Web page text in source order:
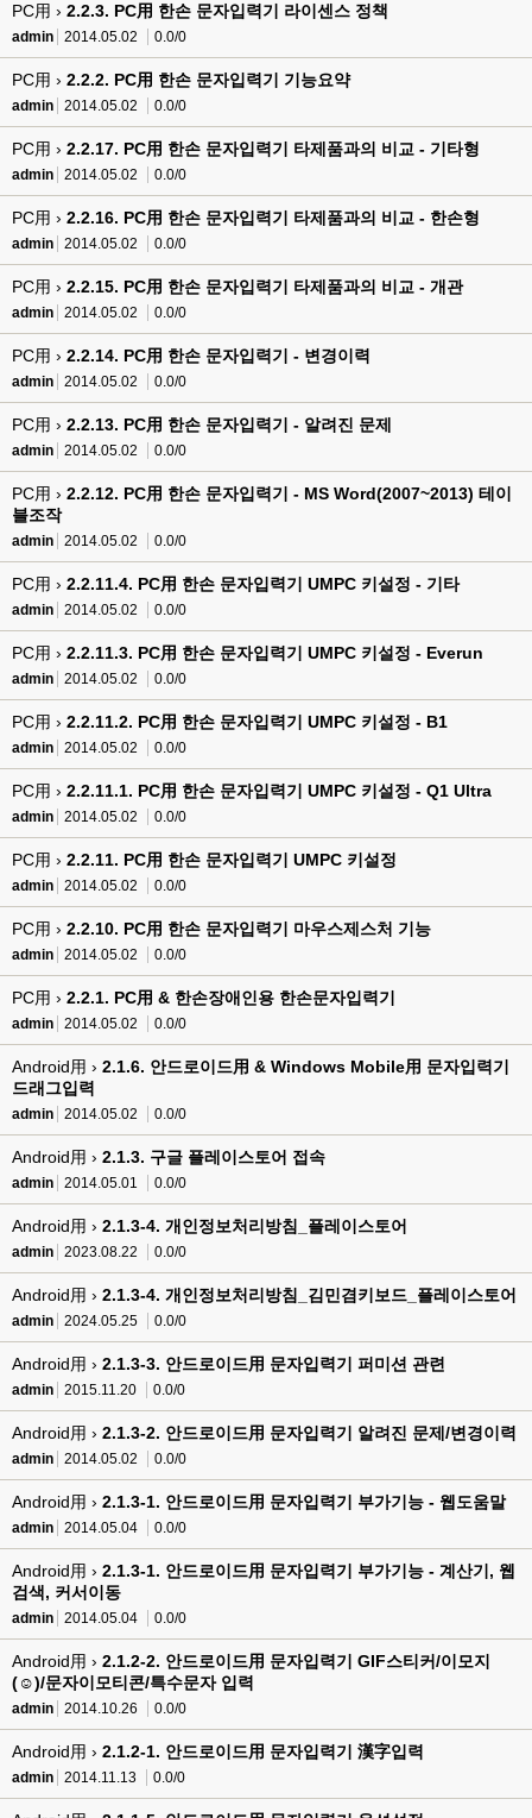
PC用 › 2.2.3. PC用 한손 문자입력기 라이센스 정책
admin 2014.05.02 0.0/0
PC用 › 2.2.2. PC用 한손 문자입력기 기능요약
admin 2014.05.02 0.0/0
PC用 › 2.2.17. PC用 한손 문자입력기 타제품과의 비교 - 기타형
admin 2014.05.02 0.0/0
PC用 › 2.2.16. PC用 한손 문자입력기 타제품과의 비교 - 한손형
admin 2014.05.02 0.0/0
PC用 › 2.2.15. PC用 한손 문자입력기 타제품과의 비교 - 개관
admin 2014.05.02 0.0/0
PC用 › 2.2.14. PC用 한손 문자입력기 - 변경이력
admin 2014.05.02 0.0/0
PC用 › 2.2.13. PC用 한손 문자입력기 - 알려진 문제
admin 2014.05.02 0.0/0
PC用 › 2.2.12. PC用 한손 문자입력기 - MS Word(2007~2013) 테이
블조작
admin 2014.05.02 0.0/0
PC用 › 2.2.11.4. PC用 한손 문자입력기 UMPC 키설정 - 기타
admin 2014.05.02 0.0/0
PC用 › 2.2.11.3. PC用 한손 문자입력기 UMPC 키설정 - Everun
admin 2014.05.02 0.0/0
PC用 › 2.2.11.2. PC用 한손 문자입력기 UMPC 키설정 - B1
admin 2014.05.02 0.0/0
PC用 › 2.2.11.1. PC用 한손 문자입력기 UMPC 키설정 - Q1 Ultra
admin 2014.05.02 0.0/0
PC用 › 2.2.11. PC用 한손 문자입력기 UMPC 키설정
admin 2014.05.02 0.0/0
PC用 › 2.2.10. PC用 한손 문자입력기 마우스제스처 기능
admin 2014.05.02 0.0/0
PC用 › 2.2.1. PC用 & 한손장애인용 한손문자입력기
admin 2014.05.02 0.0/0
Android用 › 2.1.6. 안드로이드用 & Windows Mobile用 문자입력기
드래그입력
admin 2014.05.02 0.0/0
Android用 › 2.1.3. 구글 플레이스토어 접속
admin 2014.05.01 0.0/0
Android用 › 2.1.3-4. 개인정보처리방침_플레이스토어
admin 2023.08.22 0.0/0
Android用 › 2.1.3-4. 개인정보처리방침_김민겸키보드_플레이스토어
admin 2024.05.25 0.0/0
Android用 › 2.1.3-3. 안드로이드用 문자입력기 퍼미션 관련
admin 2015.11.20 0.0/0
Android用 › 2.1.3-2. 안드로이드用 문자입력기 알려진 문제/변경이력
admin 2014.05.02 0.0/0
Android用 › 2.1.3-1. 안드로이드用 문자입력기 부가기능 - 웹도움말
admin 2014.05.04 0.0/0
Android用 › 2.1.3-1. 안드로이드用 문자입력기 부가기능 - 계산기, 웹
검색, 커서이동
admin 2014.05.04 0.0/0
Android用 › 2.1.2-2. 안드로이드用 문자입력기 GIF스티커/이모지
(☺)/문자이모티콘/특수문자 입력
admin 2014.10.26 0.0/0
Android用 › 2.1.2-1. 안드로이드用 문자입력기 漢字입력
admin 2014.11.13 0.0/0